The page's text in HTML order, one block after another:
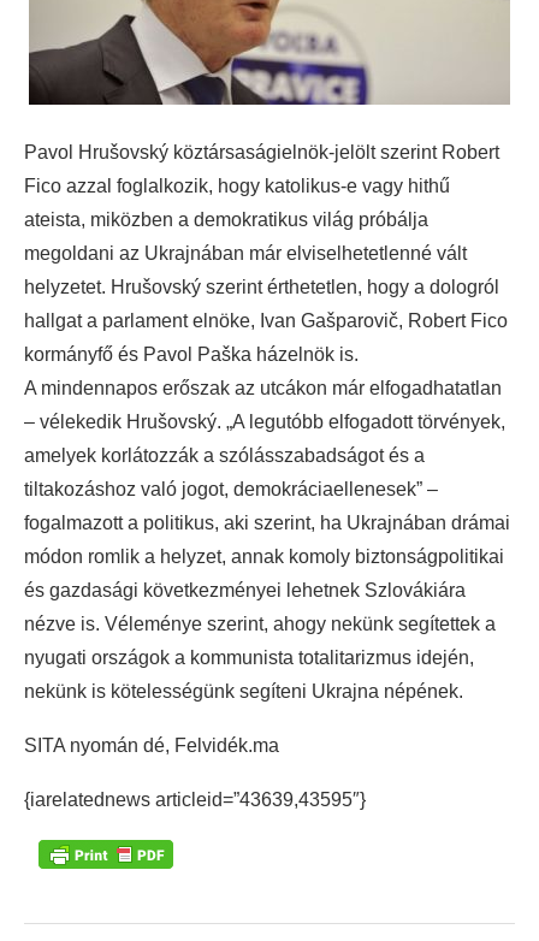
Pavol Hrušovský köztársaságielnök-jelölt szerint Robert
Fico azzal foglalkozik, hogy katolikus-e vagy hithű
ateista, miközben a demokratikus világ próbálja
megoldani az Ukrajnában már elviselhetetlenné vált
helyzetet. Hrušovský szerint érthetetlen, hogy a dologról
hallgat a parlament elnöke, Ivan Gašparovič, Robert Fico
kormányfő és Pavol Paška házelnök is.
A mindennapos erőszak az utcákon már elfogadhatatlan
– vélekedik Hrušovský. „A legutóbb elfogadott törvények,
amelyek korlátozzák a szólásszabadságot és a
tiltakozáshoz való jogot, demokráciaellenesek” –
fogalmazott a politikus, aki szerint, ha Ukrajnában drámai
módon romlik a helyzet, annak komoly biztonságpolitikai
és gazdasági következményei lehetnek Szlovákiára
nézve is. Véleménye szerint, ahogy nekünk segítettek a
nyugati országok a kommunista totalitarizmus idején,
nekünk is kötelességünk segíteni Ukrajna népének.
SITA nyomán dé, Felvidék.ma
{iarelatednews articleid=”43639,43595″}